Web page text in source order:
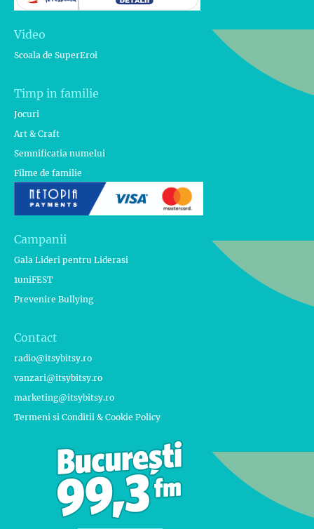
Video
Scoala de SuperEroi
Timp in familie
Jocuri
Art & Craft
Semnificatia numelui
Filme de familie
Campanii
Gala Lideri pentru Liderasi
1uniFEST
Prevenire Bullying
Contact
radio@itsybitsy.ro
vanzari@itsybitsy.ro
marketing@itsybitsy.ro
Termeni si Conditii & Cookie Policy